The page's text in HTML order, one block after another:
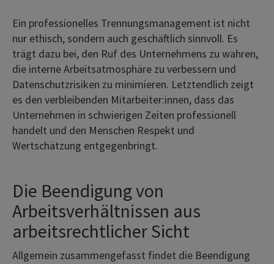
Ein professionelles Trennungsmanagement ist nicht
nur ethisch, sondern auch geschäftlich sinnvoll. Es
trägt dazu bei, den Ruf des Unternehmens zu wahren,
die interne Arbeitsatmosphäre zu verbessern und
Datenschutzrisiken zu minimieren. Letztendlich zeigt
es den verbleibenden Mitarbeiter:innen, dass das
Unternehmen in schwierigen Zeiten professionell
handelt und den Menschen Respekt und
Wertschätzung entgegenbringt.
Die Beendigung von
Arbeitsverhältnissen aus
arbeitsrechtlicher Sicht
Allgemein zusammengefasst findet die Beendigung